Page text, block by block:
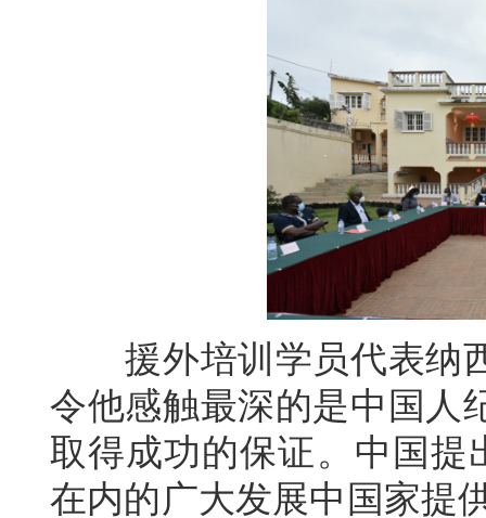
援外培训学员代表纳西
令他感触最深的是中国人
取得成功的保证。中国提
在内的广大发展中国家提